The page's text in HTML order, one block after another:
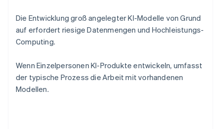
Die Entwicklung groß angelegter KI-Modelle von Grund
auf erfordert riesige Datenmengen und Hochleistungs-
Computing.
Wenn Einzelpersonen KI-Produkte entwickeln, umfasst
der typische Prozess die Arbeit mit vorhandenen
Modellen.